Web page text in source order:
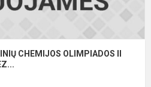
CHEMIJOS OLIMPIADOS II